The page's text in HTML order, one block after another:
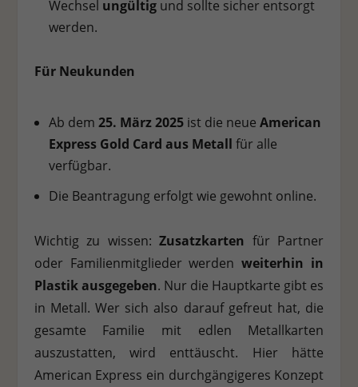
Wechsel ungültigund sollte sicher entsorgt
werden.
Für Neukunden
Ab dem 25. März 2025ist die neue American
Express Gold Card aus Metall für alle
verfügbar.
Die Beantragung erfolgt wie gewohnt online.
Wichtig zu wissen:Zusatzkarten für Partner
oder Familienmitglieder werdenweiterhin in
Plastik ausgegeben. Nur die Hauptkarte gibt es
in Metall. Wer sich also darauf gefreut hat, die
gesamte Familie mit edlen Metallkarten
auszustatten, wird enttäuscht. Hier hätte
American Express ein durchgängigeres Konzept